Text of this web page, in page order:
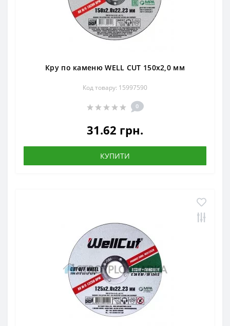
Кру по каменю WELL CUT 150х2,0 мм
Код товару: 15997590
0
31.62 грн.
КУПИТИ